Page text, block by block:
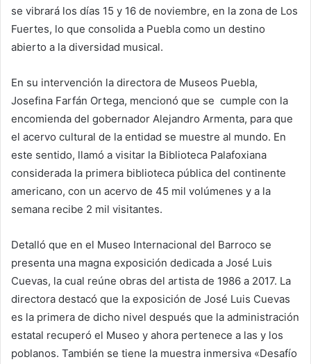
se vibrará los días 15 y 16 de noviembre, en la zona de Los
Fuertes, lo que consolida a Puebla como un destino
abierto a la diversidad musical.
En su intervención la directora de Museos Puebla,
Josefina Farfán Ortega, mencionó que se cumple con la
encomienda del gobernador Alejandro Armenta, para que
el acervo cultural de la entidad se muestre al mundo. En
este sentido, llamó a visitar la Biblioteca Palafoxiana
considerada la primera biblioteca pública del continente
americano, con un acervo de 45 mil volúmenes y a la
semana recibe 2 mil visitantes.
Detalló que en el Museo Internacional del Barroco se
presenta una magna exposición dedicada a José Luis
Cuevas, la cual reúne obras del artista de 1986 a 2017. La
directora destacó que la exposición de José Luis Cuevas
es la primera de dicho nivel después que la administración
estatal recuperó el Museo y ahora pertenece a las y los
poblanos. También se tiene la muestra inmersiva «Desafío